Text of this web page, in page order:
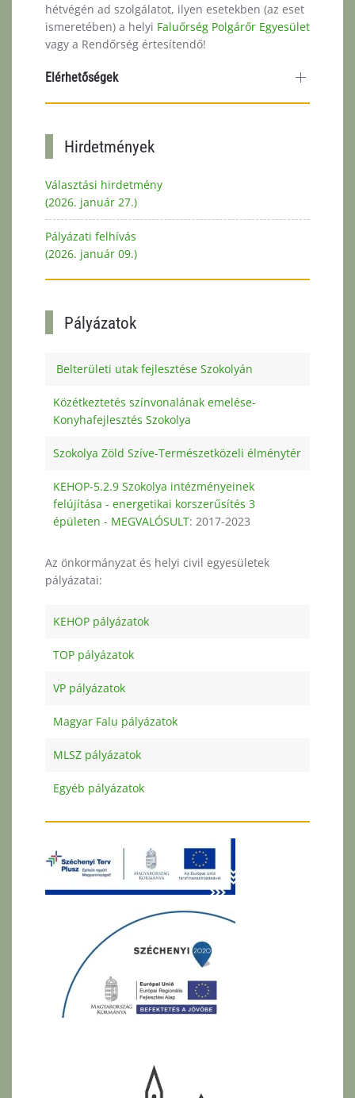
hétvégén ad szolgálatot, ilyen esetekben (az eset
ismeretében) a helyi Faluőrség Polgárőr Egyesület
vagy a Rendőrség értesítendő!
Elérhetőségek
Hirdetmények
Választási hirdetmény
(2026. január 27.)
Pályázati felhívás
(2026. január 09.)
Pályázatok
Belterületi utak fejlesztése Szokolyán
Közétkeztetés színvonalának emelése-
Konyhafejlesztés Szokolya
Szokolya Zöld Szíve-Természetközeli élménytér
KEHOP-5.2.9 Szokolya intézményeinek
felújítása - energetikai korszerűsítés 3
épületen - MEGVALÓSULT: 2017-2023
Az önkormányzat és helyi civil egyesületek
pályázatai:
KEHOP pályázatok
TOP pályázatok
VP pályázatok
Magyar Falu pályázatok
MLSZ pályázatok
Egyéb pályázatok